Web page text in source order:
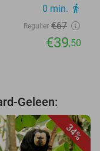
0 min. directions_walk
Regulier €67
€39,50
Geleen:
34%